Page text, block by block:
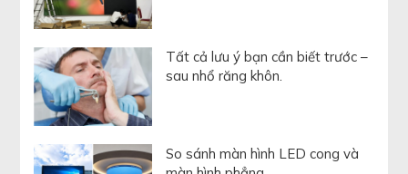
Tất cả lưu ý bạn cần biết trước –
sau nhổ răng khôn.
So sánh màn hình LED cong và